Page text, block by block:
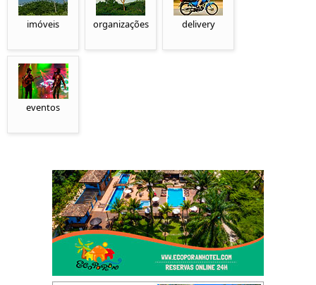
imóveis organizações delivery
eventos